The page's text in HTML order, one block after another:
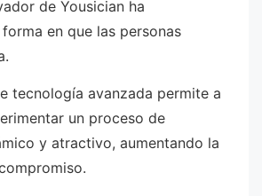
de Yousician ha
en que las personas
tecnología avanzada permite a
un proceso de
y atractivo, aumentando la